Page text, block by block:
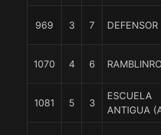
969 3 7
1070 4 6
1081 5 3
ESCUELA
ANTIGUA